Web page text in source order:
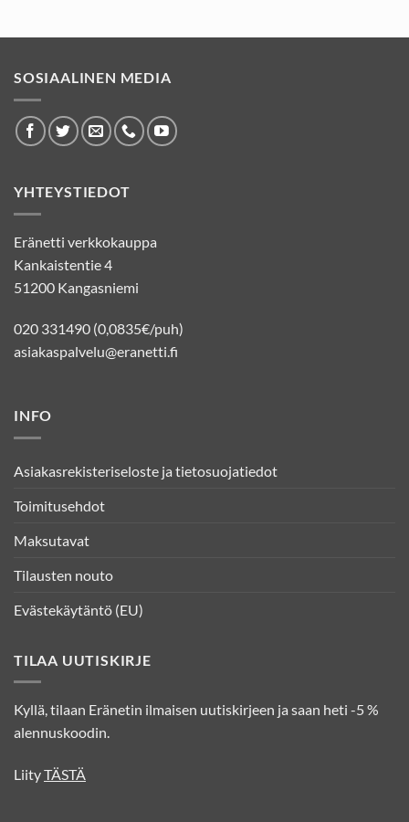
SOSIAALINEN MEDIA
YHTEYSTIEDOT
Eränetti verkkokauppa
Kankaistentie 4
51200 Kangasniemi
020 331490 (0,0835€/puh)
asiakaspalvelu@eranetti.fi
INFO
Asiakasrekisteriseloste ja tietosuojatiedot
Toimitusehdot
Maksutavat
Tilausten nouto
Evästekäytäntö (EU)
TILAA UUTISKIRJE
Kyllä, tilaan Eränetin ilmaisen uutiskirjeen ja saan heti -5 %
alennuskoodin.
LiityTÄSTÄ